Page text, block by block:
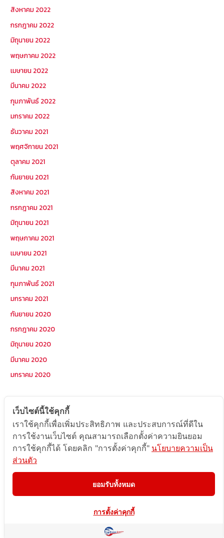
สิงหาคม 2022
กรกฎาคม 2022
มิถุนายน 2022
พฤษภาคม 2022
เมษายน 2022
มีนาคม 2022
กุมภาพันธ์ 2022
มกราคม 2022
ธันวาคม 2021
พฤศจิกายน 2021
ตุลาคม 2021
กันยายน 2021
สิงหาคม 2021
กรกฎาคม 2021
มิถุนายน 2021
พฤษภาคม 2021
เมษายน 2021
มีนาคม 2021
กุมภาพันธ์ 2021
มกราคม 2021
กันยายน 2020
กรกฎาคม 2020
มิถุนายน 2020
มีนาคม 2020
มกราคม 2020
หมวดหมู่
Postcode
TOPKEYWORD
บริการรับส่งสินค้าไปกัมพูชา
ผลงานส่งสินค้าไปกัมพูชา
ส่งสินค้ากัมพูชา1Uncategorized
เว็บไซต์นี้ใช้คุกกี้
เราใช้คุกกี้เพื่อเพิ่มประสิทธิภาพ และประสบการณ์ที่ดีใน
การใช้งานเว็บไซต์ คุณสามารถเลือกตั้งค่าความยินยอม
การใช้คุกกี้ได้ โดยคลิก "การตั้งค่าคุกกี้" นโยบายความเป็น
ส่วนตัว
ยอมรับทั้งหมด
การตั้งค่าคุกกี้